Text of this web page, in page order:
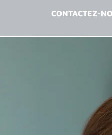
CONTACTEZ-